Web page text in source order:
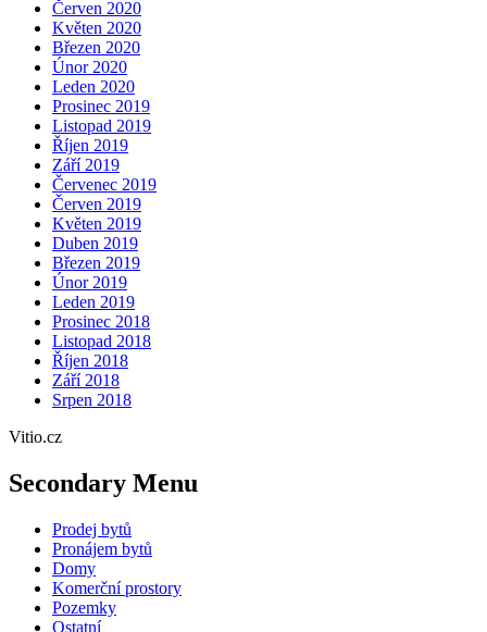
Červen 2020
Květen 2020
Březen 2020
Únor 2020
Leden 2020
Prosinec 2019
Listopad 2019
Říjen 2019
Září 2019
Červenec 2019
Červen 2019
Květen 2019
Duben 2019
Březen 2019
Únor 2019
Leden 2019
Prosinec 2018
Listopad 2018
Říjen 2018
Září 2018
Srpen 2018
Vitio.cz
Secondary Menu
Prodej bytů
Pronájem bytů
Domy
Komerční prostory
Pozemky
Ostatní